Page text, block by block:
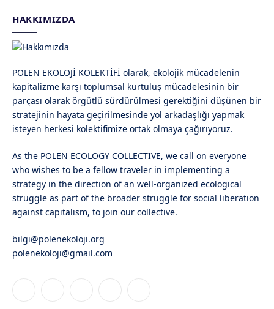
HAKKIMIZDA
POLEN EKOLOJİ KOLEKTİFİ olarak, ekolojik mücadelenin
kapitalizme karşı toplumsal kurtuluş mücadelesinin bir
parçası olarak örgütlü sürdürülmesi gerektiğini düşünen bir
stratejinin hayata geçirilmesinde yol arkadaşlığı yapmak
isteyen herkesi kolektifimize ortak olmaya çağırıyoruz.
As the POLEN ECOLOGY COLLECTIVE, we call on everyone
who wishes to be a fellow traveler in implementing a
strategy in the direction of an well-organized ecological
struggle as part of the broader struggle for social liberation
against capitalism, to join our collective.
bilgi@polenekoloji.org
polenekoloji@gmail.com